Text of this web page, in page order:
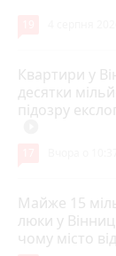
Квартири у
десятки
підозру
Майже 15
люки у
чому місто